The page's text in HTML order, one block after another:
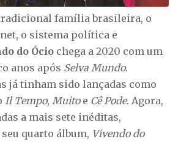
família brasileira, o
o sistema política e
do Ócio chega a 2020 com um
anos após Selva Mundo.
já tinham sido lançadas como
Il Tempo, Muitoe Cê Pode. Agora,
a mais sete inéditas,
quarto álbum, Vivendo do